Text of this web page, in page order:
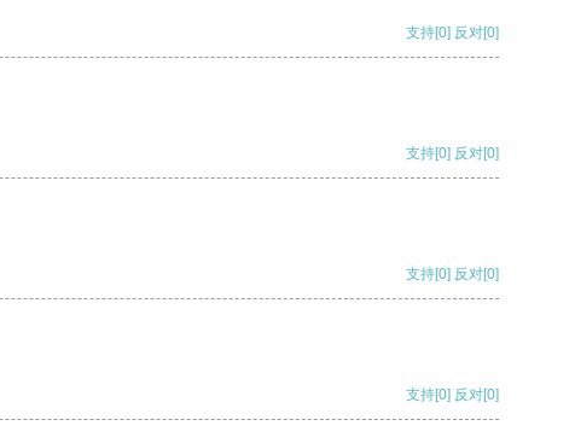
支持[0] 反对[0]
支持[0] 反对[0]
支持[0] 反对[0]
支持[0] 反对[0]